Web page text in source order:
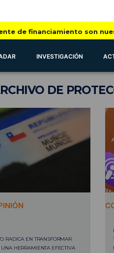
de financiamiento son
INVESTIGACIÓN
DE
RADICA EN TRANSFORMAR
HERRAMIENTA EFECTIVA